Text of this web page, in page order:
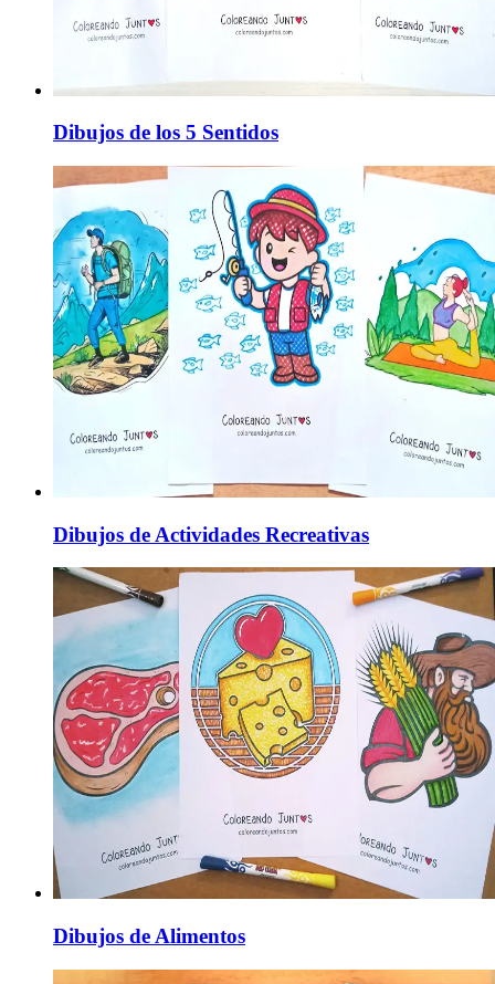
Dibujos de los 5 Sentidos
Dibujos de Actividades Recreativas
Dibujos de Alimentos